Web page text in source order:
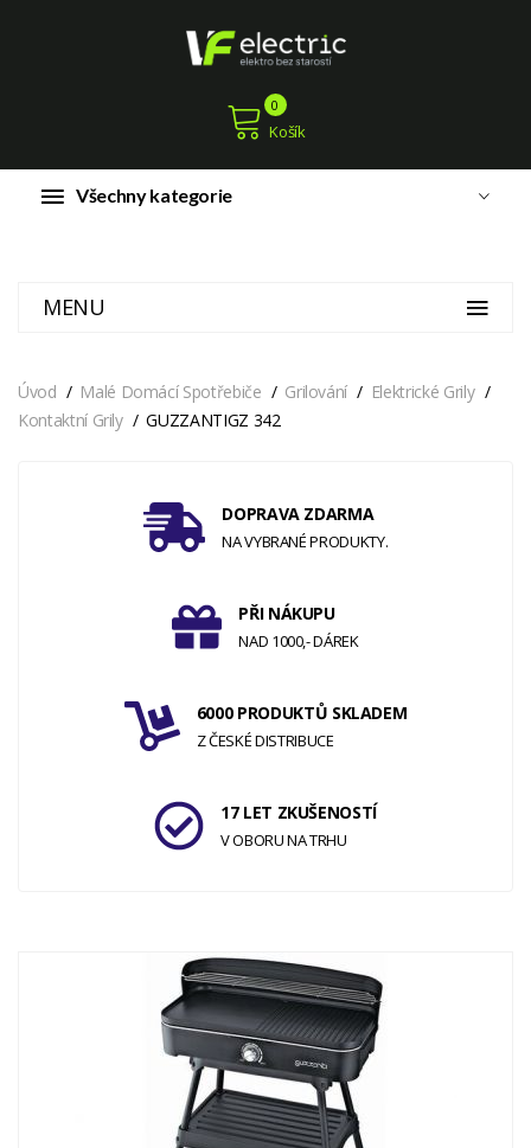
Košík
0
Všechny kategorie
MENU
Úvod Malé Domácí Spotřebiče Grilování
Elektrické Grily
Kontaktní Grily
GUZZANTIGZ 342
DOPRAVA ZDARMA
NA VYBRANÉ PRODUKTY.
PŘI NÁKUPU
NAD 1000,- DÁREK
6000 PRODUKTŮ SKLADEM
Z ČESKÉ DISTRIBUCE
17 LET ZKUŠENOSTÍ
V OBORU NA TRHU